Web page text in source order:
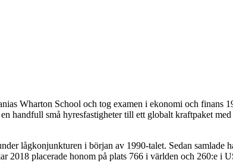
Wharton School och tog examen i ekonomi och finans
handfull små hyresfastigheter till ett globalt kraftpaket
lågkonjunkturen i början av 1990-talet. Sedan samlade
2018 placerade honom på plats 766 i världen och 260:e i